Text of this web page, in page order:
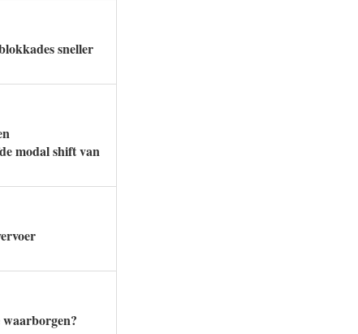
sneller
modal shift van